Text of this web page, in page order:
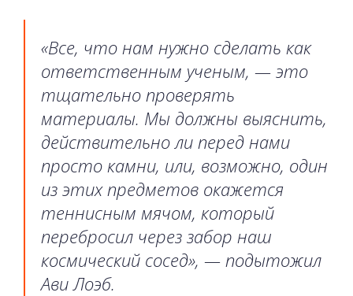
«Все, что нам нужно сделать как
ответственным ученым, — это
тщательно проверять
материалы. Мы должны выяснить,
действительно ли перед нами
просто камни, или, возможно, один
из этих предметов окажется
теннисным мячом, который
перебросил через забор наш
космический сосед», — подытожил
Ави Лоэб.